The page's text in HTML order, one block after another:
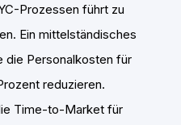
Prozessen führt zu
Ein mittelständisches
die Personalkosten für
reduzieren.
Time-to-Market für